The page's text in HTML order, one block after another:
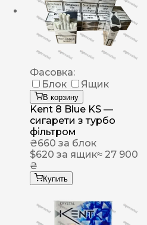
Фасовка:
Блок
Ящик
В корзину
Kent 8 Blue KS —
сигарети з турбо
фільтром
₴660 за блок
$620 за ящик≈ 27 900
₴
Купить